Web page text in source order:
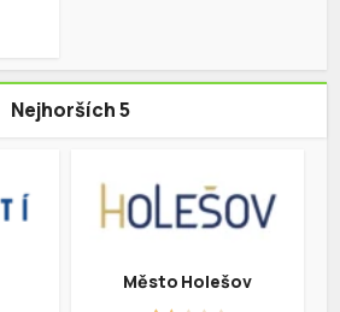
Nejhorších 5
Město Holešov